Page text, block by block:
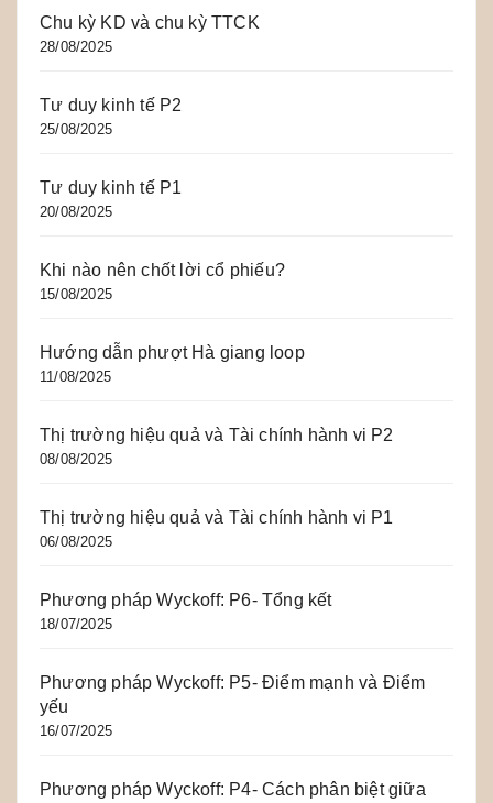
Chu kỳ KD và chu kỳ TTCK
28/08/2025
Tư duy kinh tế P2
25/08/2025
Tư duy kinh tế P1
20/08/2025
Khi nào nên chốt lời cổ phiếu?
15/08/2025
Hướng dẫn phượt Hà giang loop
11/08/2025
Thị trường hiệu quả và Tài chính hành vi P2
08/08/2025
Thị trường hiệu quả và Tài chính hành vi P1
06/08/2025
Phương pháp Wyckoff: P6- Tổng kết
18/07/2025
Phương pháp Wyckoff: P5- Điểm mạnh và Điểm
yếu
16/07/2025
Phương pháp Wyckoff: P4- Cách phân biệt giữa